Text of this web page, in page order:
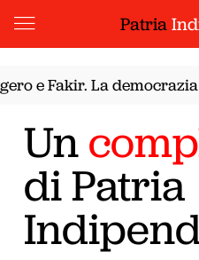
Patria
e Fakir. La democrazia
Un
di Patria